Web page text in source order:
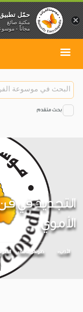
بحث متقدم
التجديد في
الأموي
الأدب ظواهر عامة
×
حمّل
مكتبة صائغ
مجاناً -